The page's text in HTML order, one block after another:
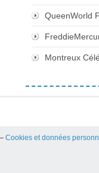
QueenWorld
Montreux
Cookies et données